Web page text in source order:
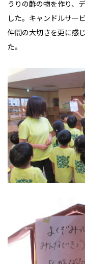
うりの酢の物を作り、
した。キャンドルサー
仲間の大切さを更に感
た。